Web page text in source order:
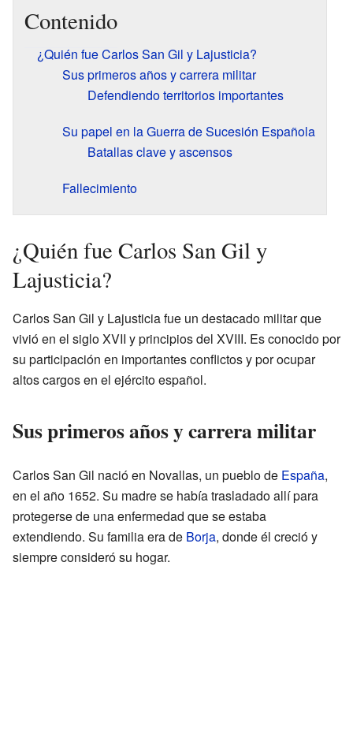
Contenido
¿Quién fue Carlos San Gil y Lajusticia?
Sus primeros años y carrera militar
Defendiendo territorios importantes
Su papel en la Guerra de Sucesión Española
Batallas clave y ascensos
Fallecimiento
¿Quién fue Carlos San Gil y
Lajusticia?
Carlos San Gil y Lajusticia fue un destacado militar que
vivió en el siglo XVII y principios del XVIII. Es conocido por
su participación en importantes conflictos y por ocupar
altos cargos en el ejército español.
Sus primeros años y carrera militar
Carlos San Gil nació en Novallas, un pueblo de España,
en el año 1652. Su madre se había trasladado allí para
protegerse de una enfermedad que se estaba
extendiendo. Su familia era de Borja, donde él creció y
siempre consideró su hogar.